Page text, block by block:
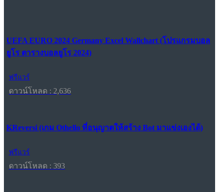
UEFA EURO 2024 Germany Excel Wallchart (โปรแกรมบอล
ยูโร ตารางบอลยูโร 2024)
ฟรีแวร์
ดาวน์โหลด : 2,636
KReversi (เกม Othello ที่อนุญาตให้สร้าง Bot มาแข่งเองได้)
ฟรีแวร์
ดาวน์โหลด : 393